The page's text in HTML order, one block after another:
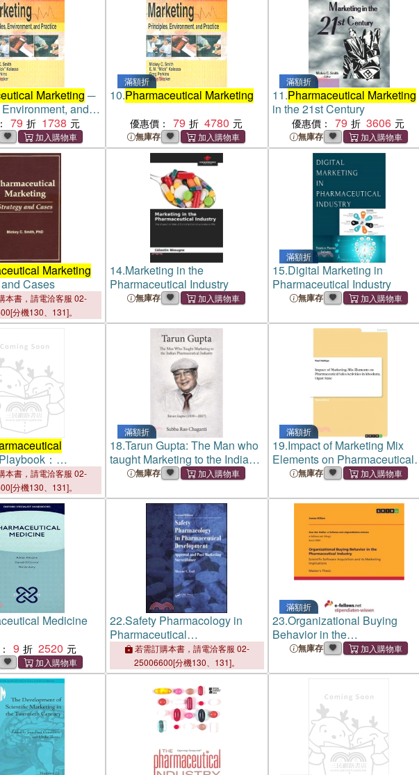
Marketing ─
and
79 1738
滿額折
10.Pharmaceutical Marketing
優惠價： 79 4780
無庫存
滿額折
11.Pharmaceutical Marketing
in the 21st Century
優惠價： 79 3606
無庫存
Marketing
Cases
本書，請電洽客服 02-
分機130、131]。
14.Marketing in the
Pharmaceutical Industry
無庫存
滿額折
15.Digital Marketing in
Pharmaceutical Industry
無庫存
Playbook：
Science and
Business Success
本書，請電洽客服 02-
分機130、131]。
滿額折
18.Tarun Gupta: The Man who
taught Marketing to the Indian
Pharmaceutical Industry
無庫存
滿額折
19.Impact of Marketing Mix
Elements on Pharmaceutical
Sales Activities in Abeokuta,
無庫存
Medicine
9 2520
22.Safety Pharmacology in
Pharmaceutical
Development：Approval and
Post Marketing Surveillance,
Second Edition
若需訂購本書，請電洽客服 02-
25006600[分機130、131]。
滿額折
23.Organizational Buying
Behavior in the
Pharmaceutical Industry:
and its Marketing Implications
無庫存